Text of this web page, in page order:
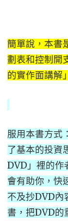
簡單說，本書
劃表和控制開
的實作面講解
服用本書方式
了基本的投資
DVD 」裡的
會有助你，快
不及抄DVD內
書，把DVD的